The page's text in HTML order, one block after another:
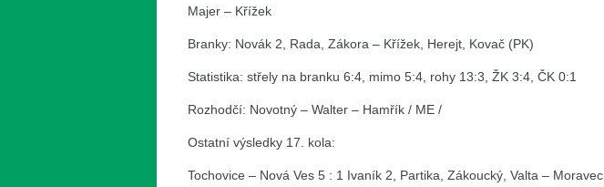
Majer – Křížek
Branky: Novák 2, Rada, Zákora – Křížek, Herejt, Kovač (PK)
Statistika: střely na branku 6:4, mimo 5:4, rohy 13:3, ŽK 3:4, ČK 0:1
Rozhodčí: Novotný – Walter – Hamřík / ME /
Ostatní výsledky 17. kola:
Tochovice – Nová Ves 5 : 1 Ivaník 2, Partika, Zákoucký, Valta – Moravec